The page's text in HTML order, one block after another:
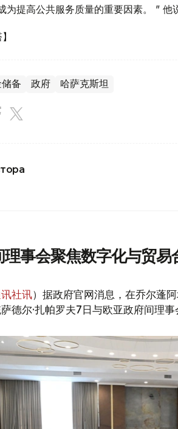
为提高公共服务质量的重要因素。 ” 他
备 政府 哈萨克斯坦
事会聚焦数字化与贸易
社讯）据政府官网消息，在乔尔蓬
德尔·扎帕罗夫7日与欧亚政府间理